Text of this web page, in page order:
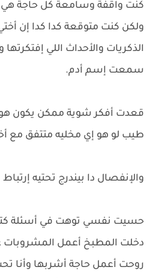
كنت واقفة وسامعة كل حاجة هي
ولكن كنت متوقعة كدا كدا إن
الذكريات والأحداث اللي
سمعت إسم أدم.
قعدت أفكر شوية ممكن يكون هو
طيب لو هو إي مخليه متتفق مع
والإنفصال دا بيندرج تحتيه
حسيت نفسي توهت في أسئلة
دخلت المطبخ أعمل المشروبات
روحت أعمل حاجة أشربها وأنا